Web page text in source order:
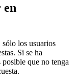
en
sólo los usuarios
Si se ha
que no tenga